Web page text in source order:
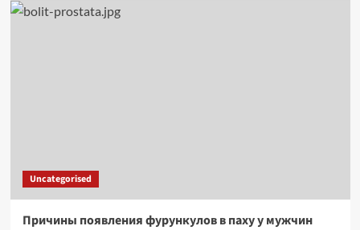
Uncategorised
Причины появления фурункулов в паху у мужчин